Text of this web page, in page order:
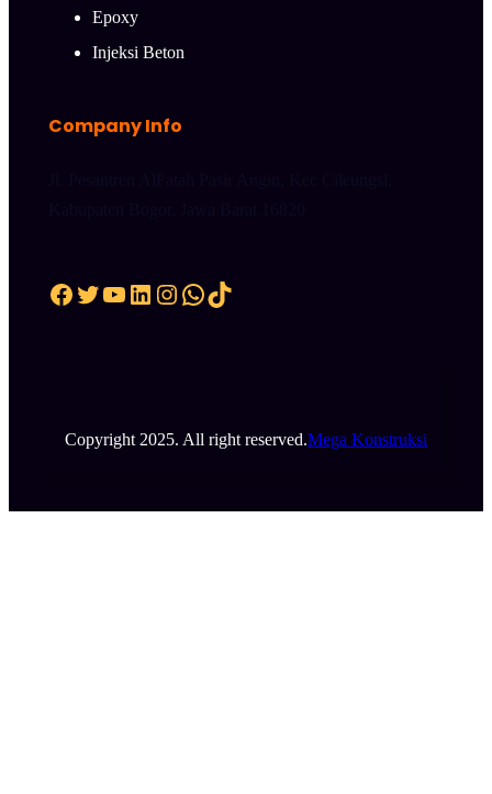
Epoxy
Injeksi Beton
Company Info
Facebook Twitter YouTube LinkedIn Instagram WhatsApp TikTok
Copyright 2025. All right reserved.Mega Konstruksi